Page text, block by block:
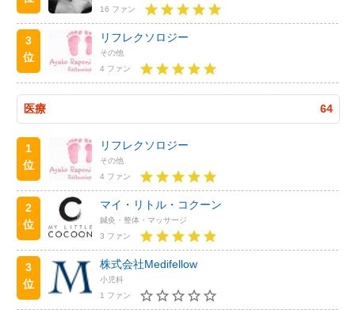
16 ファン
3
位
リフレクソロジー
その他
4 ファン
医療 64
1
位
リフレクソロジー
その他
4 ファン
2
位
マイ・リトル・コクーン
鍼灸・整体・マッサージ
3 ファン
3
位
株式会社Medifellow
小児科
1 ファン